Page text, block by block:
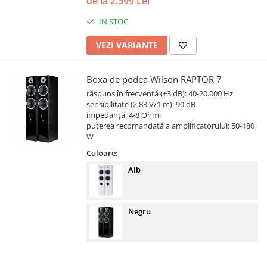
IN STOC
VEZI VARIANTE
Boxa de podea Wilson RAPTOR 7
răspuns în frecvență (±3 dB): 40-20.000 Hz
sensibilitate (2,83 V/1 m): 90 dB
impedanță: 4-8 Ohmi
puterea recomandată a amplificatorului: 50-180
W
Culoare:
Alb
Negru